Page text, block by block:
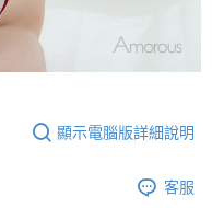
顯示電腦版詳細說明
客服